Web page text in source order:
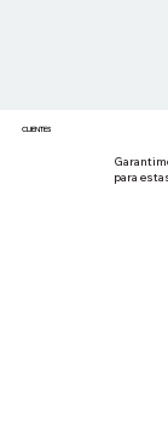
CLIENTES
para